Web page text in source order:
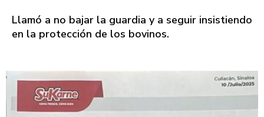
Llamó a no bajar la guardia y a seguir insistiendo
en la protección de los bovinos.